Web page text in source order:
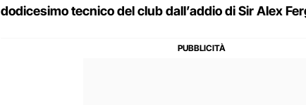
dodicesimo tecnico del club dall’addio di Sir Alex